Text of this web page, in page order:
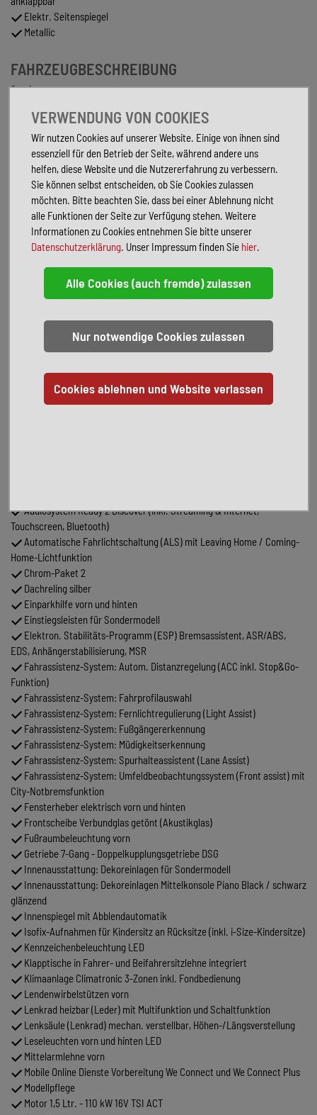
Elektr. Seitenspiegel
Metallic
FAHRZEUGBESCHREIBUNG
Sonderausstattung:
Audio-Navigationssystem Discover Media Streaming & Internet
(Touchscreen, Bluetooth, USB)
Ausstattungs-Paket Plus
Ausstattungs-Paket: Easy Open & Close
Außenspiegel elektr. verstell-, heiz- und anklappbar,
Spiegelabsenkung und Umfeldleuchte
Cargo-Paket
Diebstahl-Warnanlage mit Innenraumüberwachung
Fahrassistenz-System: Parklenkassistent (Park Assist)
Matrix-LED-Scheinwerfer (Dynamisches Kurvenlicht, Schlechtwetter-
Multimedia-Schnittstelle 2 x USB (Typ C) vorn und 1 x USB-
Ladeanschluß (Typ C) Mittelkonsole hinten
Rückfahrkamera (Rear View)
Head-Up Display
Serienausstattung:
3-Punkt-Sicherheitsgurt hinten mitte
Audiosystem Ready 2 Discover (inkl. Streaming & Internet,
Touchscreen, Bluetooth)
Automatische Fahrlichtschaltung (ALS) mit Leaving Home / Coming-
Home-Lichtfunktion
Chrom-Paket 2
Dachreling silber
Einparkhilfe vorn und hinten
Einstiegsleisten für Sondermodell
Elektron. Stabilitäts-Programm (ESP) Bremsassistent, ASR/ABS,
EDS, Anhängerstabilisierung, MSR
Fahrassistenz-System: Autom. Distanzregelung (ACC inkl. Stop&Go-
Funktion)
Fahrassistenz-System: Fahrprofilauswahl
Fahrassistenz-System: Fernlichtregulierung (Light Assist)
Fahrassistenz-System: Fußgängererkennung
Fahrassistenz-System: Müdigkeitserkennung
Fahrassistenz-System: Spurhalteassistent (Lane Assist)
Fahrassistenz-System: Umfeldbeobachtungssystem (Front assist) mit
City-Notbremsfunktion
Fensterheber elektrisch vorn und hinten
Frontscheibe Verbundglas getönt (Akustikglas)
Fußraumbeleuchtung vorn
Getriebe 7-Gang - Doppelkupplungsgetriebe DSG
Innenausstattung: Dekoreinlagen für Sondermodell
Innenausstattung: Dekoreinlagen Mittelkonsole Piano Black / schwarz
glänzend
Innenspiegel mit Abblendautomatik
Isofix-Aufnahmen für Kindersitz an Rücksitze (inkl. i-Size-Kindersitze)
Kennzeichenbeleuchtung LED
Klapptische in Fahrer- und Beifahrersitzlehne integriert
Klimaanlage Climatronic 3-Zonen inkl. Fondbedienung
Lendenwirbelstützen vorn
Lenkrad heizbar (Leder) mit Multifunktion und Schaltfunktion
Lenksäule (Lenkrad) mechan. verstellbar, Höhen-/Längsverstellung
Leseleuchten vorn und hinten LED
Mittelarmlehne vorn
Mobile Online Dienste Vorbereitung We Connect und We Connect Plus
Modellpflege
Motor 1,5 Ltr. - 110 kW 16V TSI ACT
VERWENDUNG VON COOKIES
Wir nutzen Cookies auf unserer Website. Einige von ihnen sind
essenziell für den Betrieb der Seite, während andere uns
helfen, diese Website und die Nutzererfahrung zu verbessern.
Sie können selbst entscheiden, ob Sie Cookies zulassen
möchten. Bitte beachten Sie, dass bei einer Ablehnung nicht
alle Funktionen der Seite zur Verfügung stehen. Weitere
Informationen zu Cookies entnehmen Sie bitte unserer
Datenschutzerklärung. Unser Impressum finden Sie hier.